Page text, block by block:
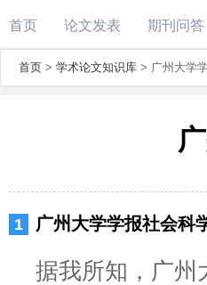
首页 论文发表 期刊问答
首页 > 学术论文知识库 > 广州大学
广州大学学报社会科
据我所知，广州